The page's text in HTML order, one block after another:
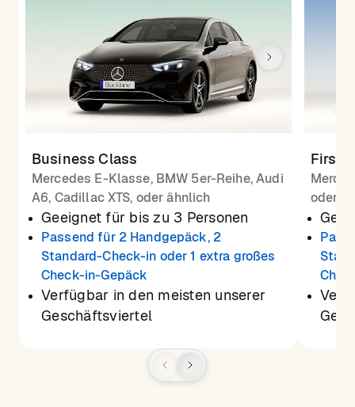
Business Class
Mercedes E-Klasse, BMW 5er-Reihe, Audi
A6, Cadillac XTS, oder ähnlich
Geeignet für bis zu 3 Personen
Passend für 2 Handgepäck, 2
Standard-Check-in oder 1 extra großes
Check-in-Gepäck
Verfügbar in den meisten unserer
Geschäftsviertel
First
oder